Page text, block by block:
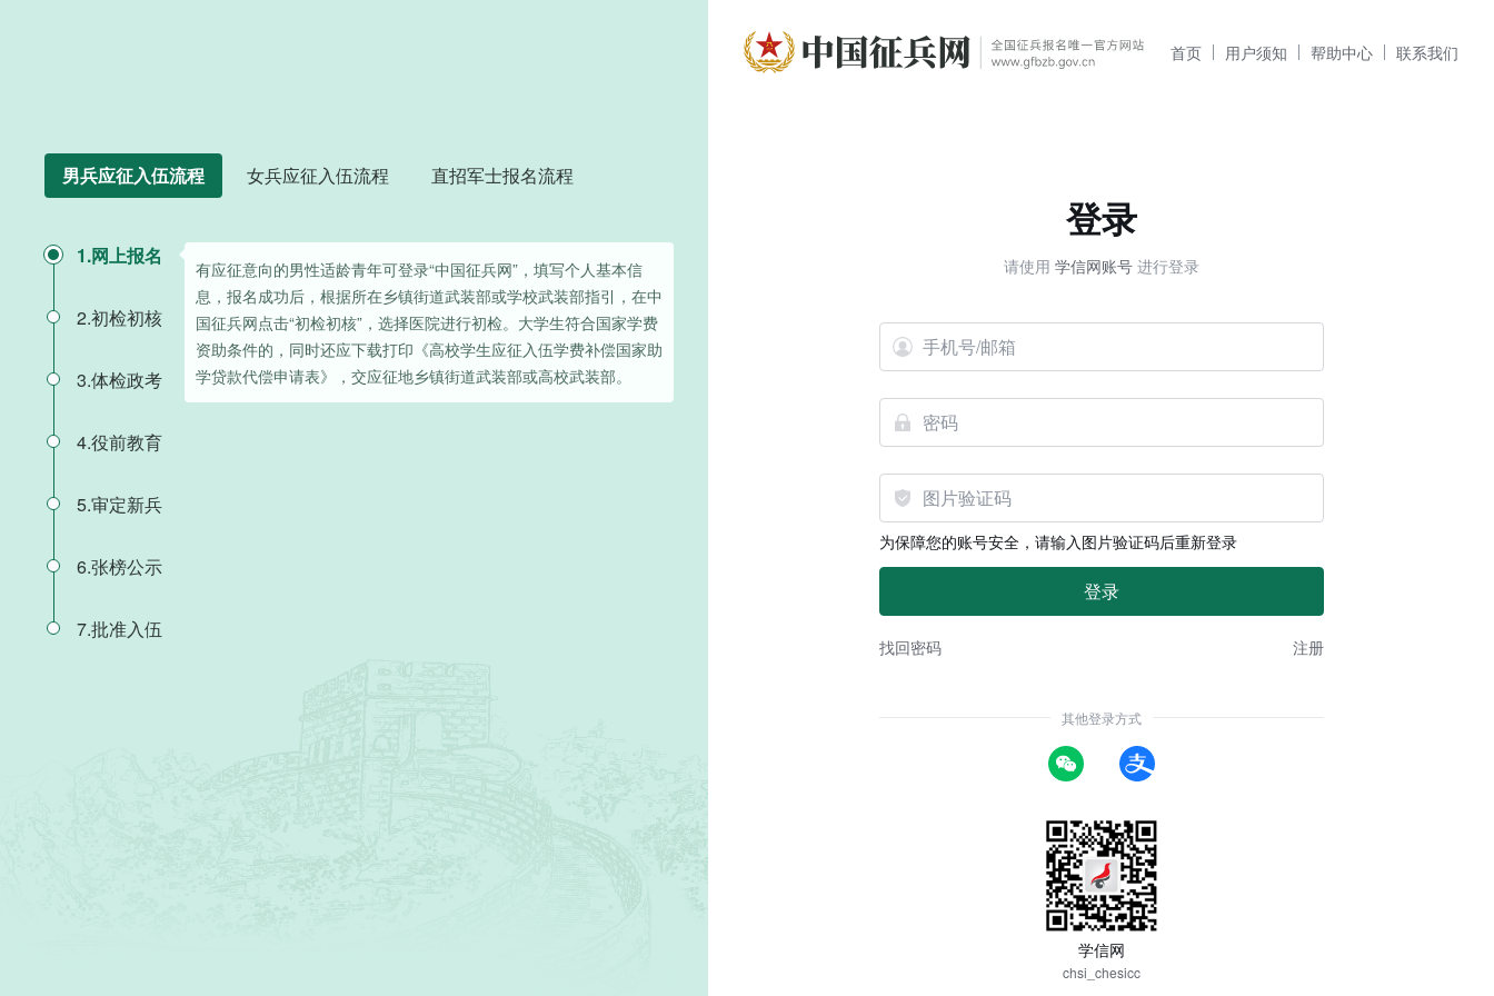
男兵应征入伍流程 女兵应征入伍流程 直招军士报名流程
1.网上报名
有应征意向的男性适龄青年可登录“中国征兵网”，填写个人基本信
息，报名成功后，根据所在乡镇街道武装部或学校武装部指引，在中
国征兵网点击“初检初核”，选择医院进行初检。大学生符合国家学费
资助条件的，同时还应下载打印《高校学生应征入伍学费补偿国家助
学贷款代偿申请表》，交应征地乡镇街道武装部或高校武装部。
2.初检初核
3.体检政考
4.役前教育
5.审定新兵
6.张榜公示
7.批准入伍
首页 用户须知 帮助中心 联系我们
登录
请使用 学信网账号进行登录
为保障您的账号安全，请输入图片验证码后重新登录
找回密码 注册
其他登录方式
学信网
chsi_chesicc